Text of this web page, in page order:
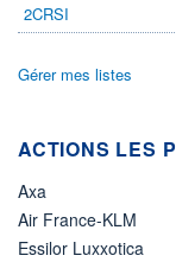
-
DERNIER
ÉLIGIBILITÉ
Non éligible
2CRSI
Gérer mes listes
ACTIONS LES
Axa
Air France-KLM
Essilor Luxxotica